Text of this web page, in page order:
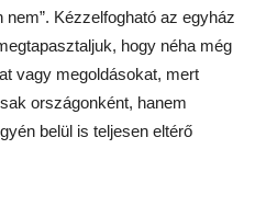
Kézzelfogható az egyház
hogy néha még
vagy megoldásokat, mert
országonként, hanem
belül is teljesen eltérő